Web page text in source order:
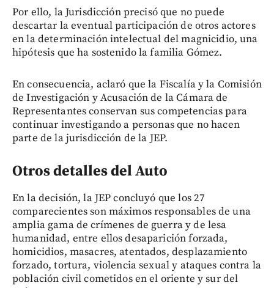
Por ello, la Jurisdicción precisó que no puede
descartar la eventual participación de otros actores
en la determinación intelectual del magnicidio, una
hipótesis que ha sostenido la familia Gómez.
En consecuencia, aclaró que la Fiscalía y la Comisión
de Investigación y Acusación de la Cámara de
Representantes conservan sus competencias para
continuar investigando a personas que no hacen
parte de la jurisdicción de la JEP.
Otros detalles del Auto
En la decisión, la JEP concluyó que los 27
comparecientes son máximos responsables de una
amplia gama de crímenes de guerra y de lesa
humanidad, entre ellos desaparición forzada,
homicidios, masacres, atentados, desplazamiento
forzado, tortura, violencia sexual y ataques contra la
población civil cometidos en el oriente y sur del